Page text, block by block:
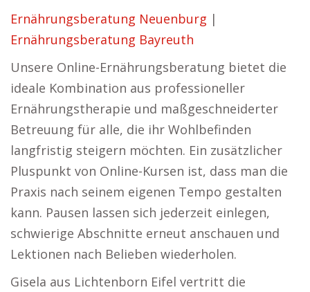
Ernährungsberatung Neuenburg |
Ernährungsberatung Bayreuth
Unsere Online-Ernährungsberatung bietet die
ideale Kombination aus professioneller
Ernährungstherapie und maßgeschneiderter
Betreuung für alle, die ihr Wohlbefinden
langfristig steigern möchten. Ein zusätzlicher
Pluspunkt von Online-Kursen ist, dass man die
Praxis nach seinem eigenen Tempo gestalten
kann. Pausen lassen sich jederzeit einlegen,
schwierige Abschnitte erneut anschauen und
Lektionen nach Belieben wiederholen.
Gisela aus Lichtenborn Eifel vertritt die